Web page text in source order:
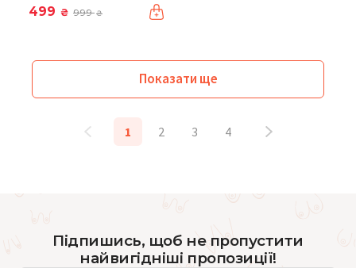
499 ₴ 999₴
Показати ще
1 2 3 4
Підпишись, щоб не пропустити
найвигідніші пропозиції!